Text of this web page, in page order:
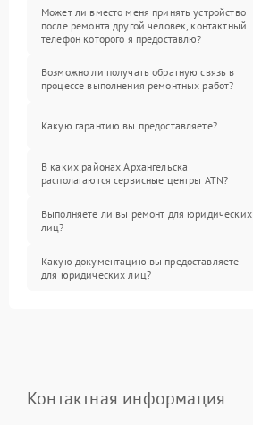
Может ли вместо меня принять устройство
после ремонта другой человек, контактный
телефон которого я предоставлю?
Возможно ли получать обратную связь в
процессе выполнения ремонтных работ?
Какую гарантию вы предоставляете?
В каких районах Архангельска
располагаются сервисные центры ATN?
Выполняете ли вы ремонт для юридических
лиц?
Какую документацию вы предоставляете
для юридических лиц?
Контактная информация